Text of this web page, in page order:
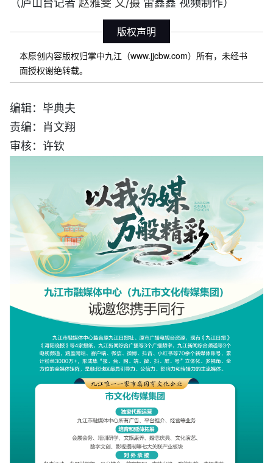
版权声明
本原创内容版权归掌中九江（www.jjcbw.com）所有，未经书
面授权谢绝转载。
编辑：毕典夫
责编：肖文翔
审核：许钦